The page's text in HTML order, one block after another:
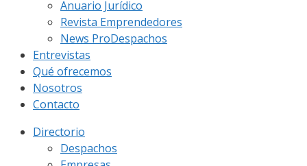
Anuario Jurídico
Revista Emprendedores
News ProDespachos
Entrevistas
Qué ofrecemos
Nosotros
Contacto
Directorio
Despachos